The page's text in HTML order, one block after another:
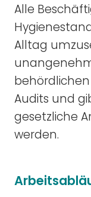
Alle
Alltag
Audits und
gesetzliche
werden.